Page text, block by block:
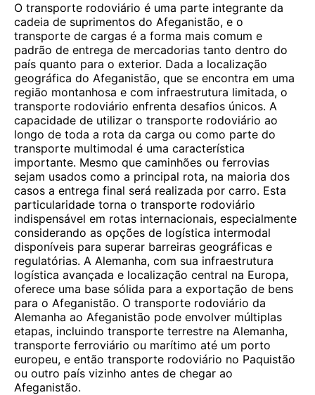
O transporte rodoviário é uma parte integrante da
cadeia de suprimentos do Afeganistão, e o
transporte de cargas é a forma mais comum e
padrão de entrega de mercadorias tanto dentro do
país quanto para o exterior. Dada a localização
geográfica do Afeganistão, que se encontra em uma
região montanhosa e com infraestrutura limitada, o
transporte rodoviário enfrenta desafios únicos. A
capacidade de utilizar o transporte rodoviário ao
longo de toda a rota da carga ou como parte do
transporte multimodal é uma característica
importante. Mesmo que caminhões ou ferrovias
sejam usados ​​como a principal rota, na maioria dos
casos a entrega final será realizada por carro. Esta
particularidade torna o transporte rodoviário
indispensável em rotas internacionais, especialmente
considerando as opções de logística intermodal
disponíveis para superar barreiras geográficas e
regulatórias. A Alemanha, com sua infraestrutura
logística avançada e localização central na Europa,
oferece uma base sólida para a exportação de bens
para o Afeganistão. O transporte rodoviário da
Alemanha ao Afeganistão pode envolver múltiplas
etapas, incluindo transporte terrestre na Alemanha,
transporte ferroviário ou marítimo até um porto
europeu, e então transporte rodoviário no Paquistão
ou outro país vizinho antes de chegar ao
Afeganistão.